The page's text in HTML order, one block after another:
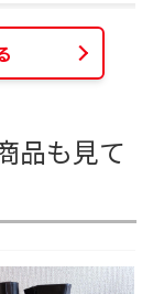
品も見て